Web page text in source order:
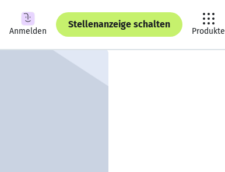
Anmelden
Stellenanzeige schalten
Produkte